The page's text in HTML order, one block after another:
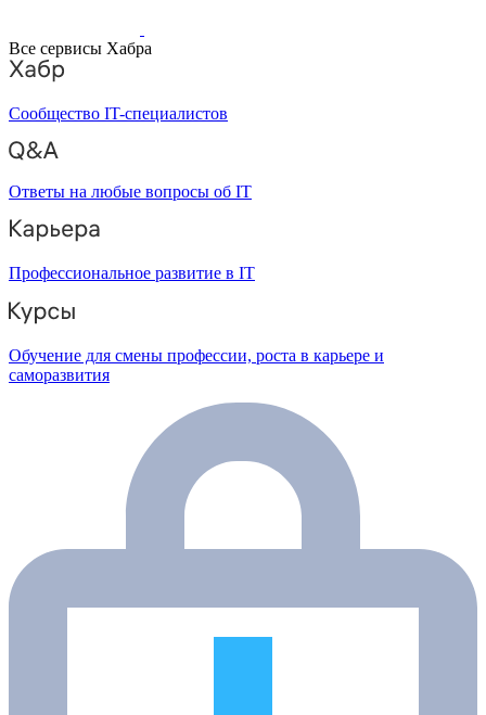
Все сервисы Хабра
Сообщество IT-специалистов
Ответы на любые вопросы об IT
Профессиональное развитие в IT
Обучение для смены профессии, роста в карьере и
саморазвития